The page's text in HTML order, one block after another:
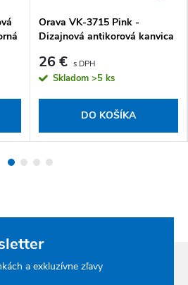
Orava VK-3715 Pink -
Dizajnová antikorová kanvica
26 €
Skladom >5 ks
DO KOŠÍKA
a exkluzívne zľavy